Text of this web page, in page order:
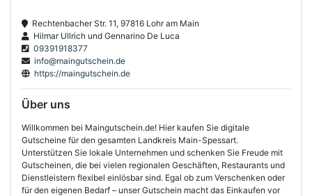
Rechtenbacher Str. 11, 97816 Lohr am Main
Hilmar Ullrich und Gennarino De Luca
09391918377
info@maingutschein.de
https://maingutschein.de
Über uns
Willkommen bei Maingutschein.de! Hier kaufen Sie digitale
Gutscheine für den gesamten Landkreis Main-Spessart.
Unterstützen Sie lokale Unternehmen und schenken Sie Freude mit
Gutscheinen, die bei vielen regionalen Geschäften, Restaurants und
Dienstleistern flexibel einlösbar sind. Egal ob zum Verschenken oder
für den eigenen Bedarf – unser Gutschein macht das Einkaufen vor